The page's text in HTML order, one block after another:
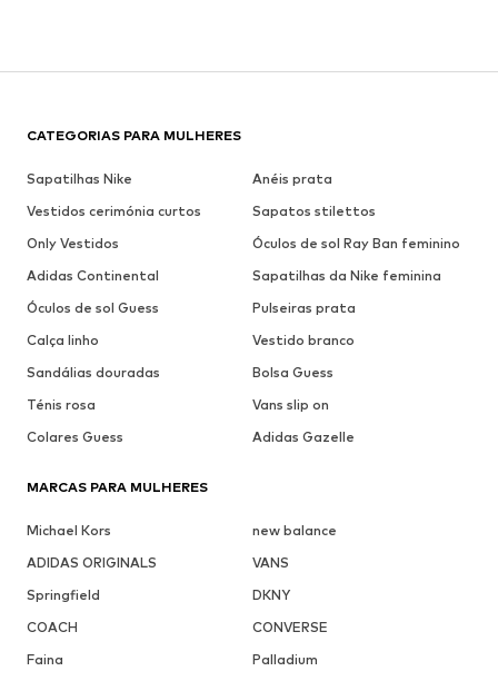
CATEGORIAS PARA MULHERES
Sapatilhas Nike
Anéis prata
Vestidos cerimónia curtos
Sapatos stilettos
Only Vestidos
Óculos de sol Ray Ban feminino
Adidas Continental
Sapatilhas da Nike feminina
Óculos de sol Guess
Pulseiras prata
Calça linho
Vestido branco
Sandálias douradas
Bolsa Guess
Ténis rosa
Vans slip on
Colares Guess
Adidas Gazelle
MARCAS PARA MULHERES
Michael Kors
new balance
ADIDAS ORIGINALS
VANS
Springfield
DKNY
COACH
CONVERSE
Faina
Palladium